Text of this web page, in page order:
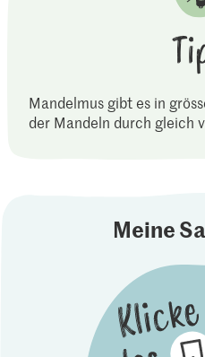
Mandelmus gibt es in
der Mandeln durch gleich
Meine